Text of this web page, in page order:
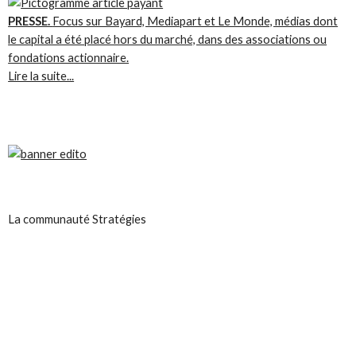
PRESSE. Focus sur Bayard, Mediapart et Le Monde, médias dont
le capital a été placé hors du marché, dans des associations ou
fondations actionnaire.
Lire la suite...
La communauté Stratégies